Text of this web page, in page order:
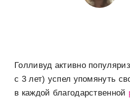
Голливуд активно
с 3 лет) успел упомянуть
в каждой благодарственной